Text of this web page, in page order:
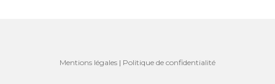
Mentions légales | Politique de confidentialité